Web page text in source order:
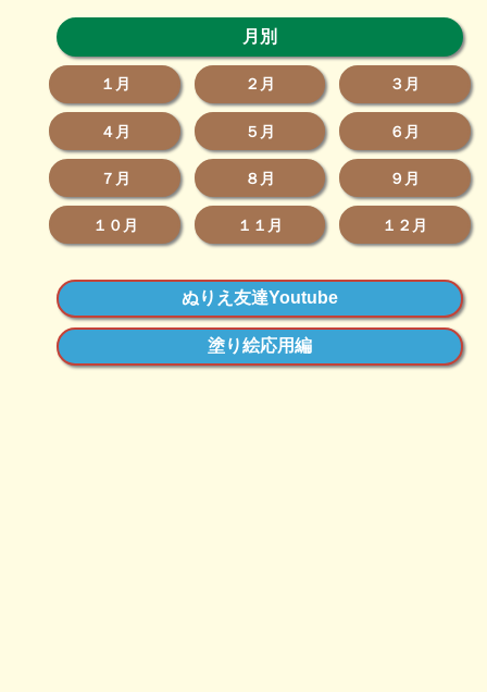
月別
１月 ２月 ３月
４月 ５月 ６月
７月 ８月 ９月
１０月 １１月 １２月
ぬりえ友達Youtube
塗り絵応用編